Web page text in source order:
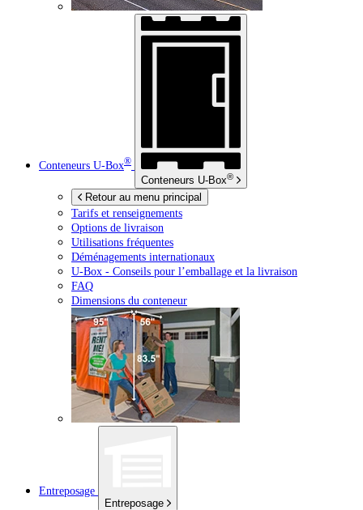
Conteneurs U-Box®
Conteneurs U-Box®
Retour au menu principal
Tarifs et renseignements
Options de livraison
Utilisations fréquentes
Déménagements internationaux
U-Box - Conseils pour l’emballage et la livraison
FAQ
Dimensions du conteneur
Entreposage
Entreposage